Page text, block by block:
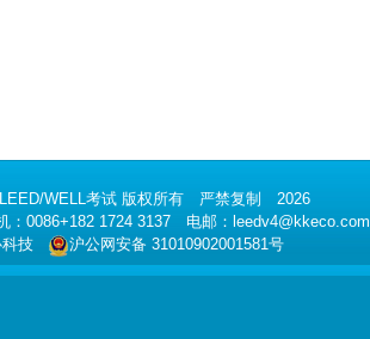
LEED/WELL考试版权所有 严禁复制 2026
：0086+182 1724 3137 电邮： leedv4@kkeco.com
技 沪公网安备 31010902001581号